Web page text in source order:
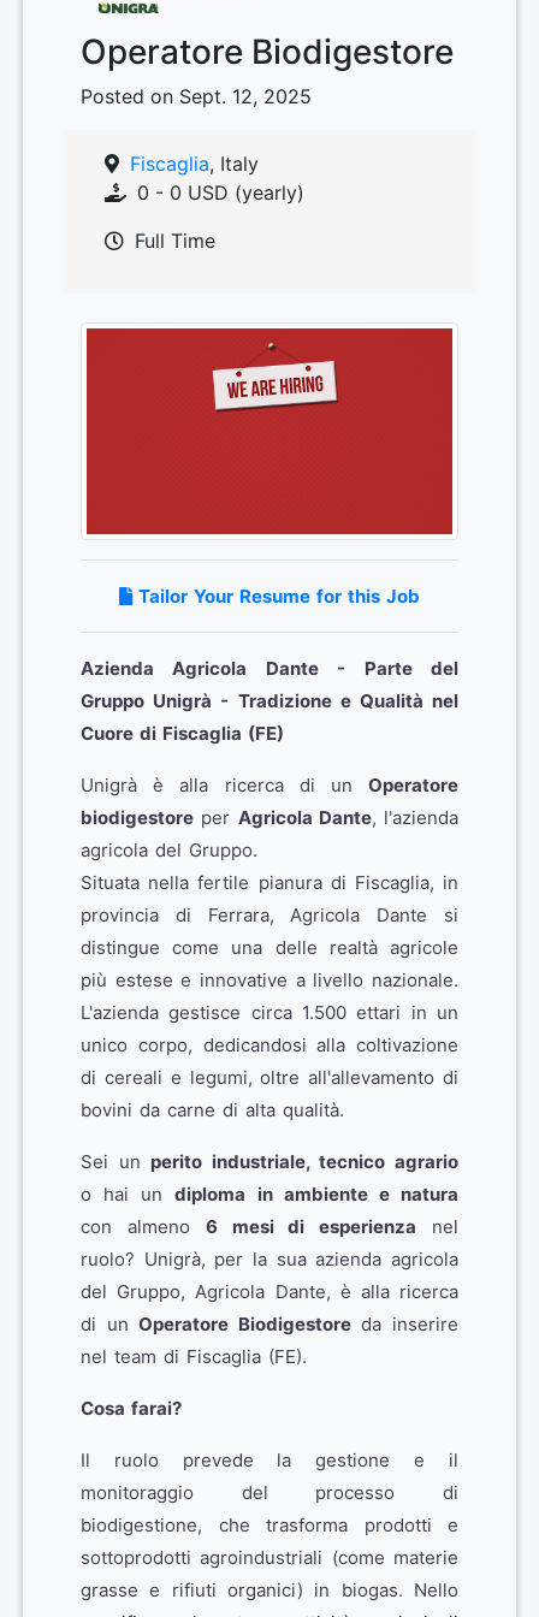
Operatore Biodigestore
Posted on Sept. 12, 2025
Fiscaglia, Italy
0 - 0 USD (yearly)
Full Time
Tailor Your Resume for this Job
Azienda Agricola Dante - Parte del
Gruppo Unigrà - Tradizione e Qualità nel
Cuore di Fiscaglia (FE)
Unigrà è alla ricerca di un Operatore
biodigestore per Agricola Dante, l'azienda
agricola del Gruppo.
Situata nella fertile pianura di Fiscaglia, in
provincia di Ferrara, Agricola Dante si
distingue come una delle realtà agricole
più estese e innovative a livello nazionale.
L'azienda gestisce circa 1.500 ettari in un
unico corpo, dedicandosi alla coltivazione
di cereali e legumi, oltre all'allevamento di
bovini da carne di alta qualità.
Sei un perito industriale, tecnico agrario
o hai undiploma in ambiente e natura
con almeno 6 mesi di esperienza nel
ruolo? Unigrà, per la sua azienda agricola
del Gruppo, Agricola Dante, è alla ricerca
di unOperatore Biodigestoreda inserire
nel team di Fiscaglia (FE).
Cosa farai?
Il ruolo prevede la gestione e il
monitoraggio del processo di
biodigestione, che trasforma prodotti e
sottoprodotti agroindustriali (come materie
grasse e rifiuti organici) in biogas. Nello